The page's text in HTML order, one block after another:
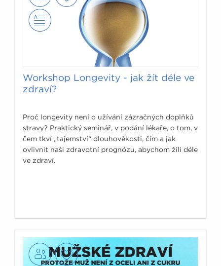
Workshop Longevity - jak žít déle ve
zdraví?
Proč longevity není o užívání zázračných doplňků
stravy? Praktický seminář, v podání lékaře, o tom, v
čem tkví „tajemství“ dlouhověkosti, čím a jak
ovlivnit naši zdravotní prognózu, abychom žili déle
ve zdraví.